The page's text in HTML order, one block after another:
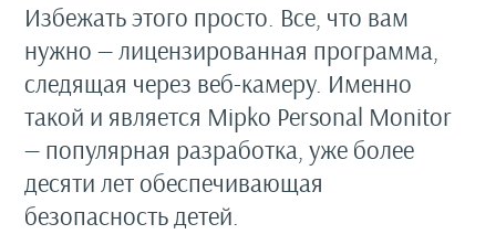
Избежать этого просто. Все, что вам
нужно — лицензированная программа,
следящая через веб-камеру. Именно
такой и является Mipko Personal Monitor
— популярная разработка, уже более
десяти лет обеспечивающая
безопасность детей.